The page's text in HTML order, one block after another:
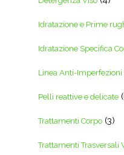
Idratazione e Prime
Idratazione Specifica
Linea Anti-Imperfezioni
Pelli reattive e delicate
Trattamenti Corpo (3)
Trattamenti Trasversali